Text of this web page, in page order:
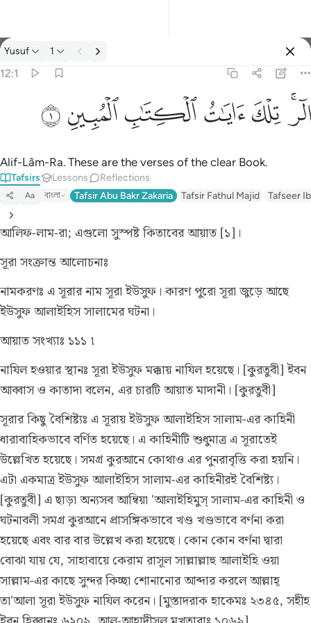
Tafsir: Yusuf 12:1
Yusuf 1
12:1
الر تلك ايات الكتاب المبين ١
الٓر ۚ تِلْكَ ءَايَـٰتُ ٱلْكِتَـٰبِ ٱلْمُبِينِ ١
ﲒﲓﲔﲕﲖﲗﲘ
Alif-Lãm-Ra. These are the verses of the clear Book.
Tafsirs Lessons Reflections
Aa বাংলা Tafsir Abu Bakr Zakaria Tafsir Fathul Majid Tafseer
আলিফ-লাম-রা; এগুলো সুস্পষ্ট কিতাবের আয়াত [১]।
সূরা সংক্রান্ত আলোচনাঃ
নামকরণঃ এ সূরার নাম সূরা ইউসুফ। কারণ পুরো সূরা জুড়ে আছে
ইউসুফ আলাইহিস সালামের ঘটনা।
আয়াত সংখ্যাঃ ১১১ ৷
নাযিল হওয়ার স্থানঃসূরা ইউসুফ মক্কায় নাযিল হয়েছে। [কুরতুবী] ইবন
আব্বাস ও কাতাদা বলেন, এর চারটি আয়াত মাদানী। [কুরতুবী]
সূরার কিছু বৈশিষ্ট্যঃ এ সূরায় ইউসুফ আলাইহিস সালাম-এর কাহিনী
ধারাবাহিকভাবে বর্ণিত হয়েছে। এ কাহিনীটি শুধুমাত্র এ সূরাতেই
উল্লেখিত হয়েছে। সমগ্র কুরআনে কোথাও এর পুনরাবৃত্তি করা হয়নি।
এটা একমাত্র ইউসুফ আলাইহিস সালাম-এর কাহিনীরই বৈশিষ্ট্য।
[কুরতুবী] এ ছাড়া অন্যসব আম্বিয়া 'আলাইহিমুস্ সালাম-এর কাহিনী ও
ঘটনাবলী সমগ্র কুরআনে প্রাসঙ্গিকভাবে খণ্ড খণ্ডভাবে বর্ণনা করা
হয়েছে এবং বার বার উল্লেখ করা হয়েছে। কোন কোন বর্ণনা দ্বারা
বোঝা যায় যে, সাহাবায়ে কেরাম রাসূল সাল্লাল্লাহু আলাইহি ওয়া
সাল্লাম-এর কাছে সুন্দর কিচ্ছা শোনানোর আব্দার করলে আল্লাহ্
তা'আলা সূরা ইউসুফ নাযিল করেন। [মুস্তাদরাক হাকেমঃ ২৩৪৫, সহীহ